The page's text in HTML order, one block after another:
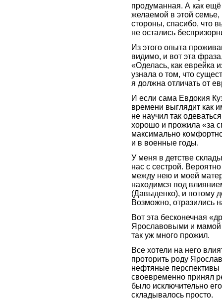
продуманная. А как
желаемой в этой семье,
стороны, спасибо, что
не остались
Из этого опыта
видимо, и вот эта
«Оделась, как еврейка
узнала о том, что
я должна отличать от
И если сама Евдокия
времени выглядит как
не научил так
хорошо и прожила «за
максимально
и в военные годы.
У меня в детстве
нас с сестрой.
между нею и моей
находимся под
(Давыденко), и потому
Возможно, отразились
Вот эта бесконечная
Ярославовыми и мамой
так уж много прожил.
Все хотели на него
проторить роду
нефтяные
своевременно принял
было исключительно
складывалось просто.